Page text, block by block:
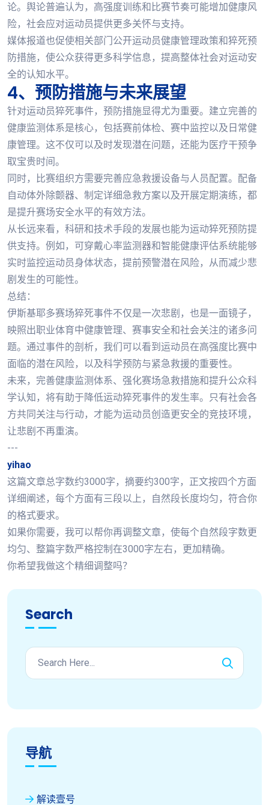
论。舆论普遍认为，高强度训练和比赛节奏可能增加健康风
险，社会应对运动员提供更多关怀与支持。
媒体报道也促使相关部门公开运动员健康管理政策和猝死预
防措施，使公众获得更多科学信息，提高整体社会对运动安
全的认知水平。
4、预防措施与未来展望
针对运动员猝死事件，预防措施显得尤为重要。建立完善的
健康监测体系是核心，包括赛前体检、赛中监控以及日常健
康管理。这不仅可以及时发现潜在问题，还能为医疗干预争
取宝贵时间。
同时，比赛组织方需要完善应急救援设备与人员配置。配备
自动体外除颤器、制定详细急救方案以及开展定期演练，都
是提升赛场安全水平的有效方法。
从长远来看，科研和技术手段的发展也能为运动猝死预防提
供支持。例如，可穿戴心率监测器和智能健康评估系统能够
实时监控运动员身体状态，提前预警潜在风险，从而减少悲
剧发生的可能性。
总结：
伊斯基耶多赛场猝死事件不仅是一次悲剧，也是一面镜子，
映照出职业体育中健康管理、赛事安全和社会关注的诸多问
题。通过事件的剖析，我们可以看到运动员在高强度比赛中
面临的潜在风险，以及科学预防与紧急救援的重要性。
未来，完善健康监测体系、强化赛场急救措施和提升公众科
学认知，将有助于降低运动猝死事件的发生率。只有社会各
方共同关注与行动，才能为运动员创造更安全的竞技环境，
让悲剧不再重演。
---
yihao
这篇文章总字数约3000字，摘要约300字，正文按四个方面
详细阐述，每个方面有三段以上，自然段长度均匀，符合你
的格式要求。
如果你需要，我可以帮你再调整文章，使每个自然段字数更
均匀、整篇字数严格控制在3000字左右，更加精确。
你希望我做这个精细调整吗？
Search
导航
解读壹号